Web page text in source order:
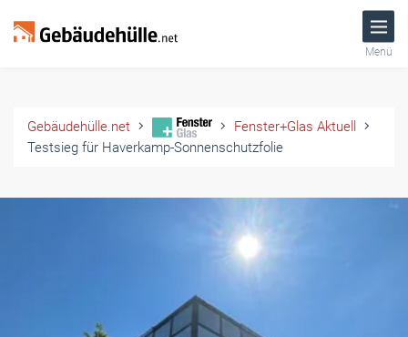
Menü
Gebäudehülle.net
Fenster+Glas Aktuell
Testsieg für Haverkamp-Sonnenschutzfolie